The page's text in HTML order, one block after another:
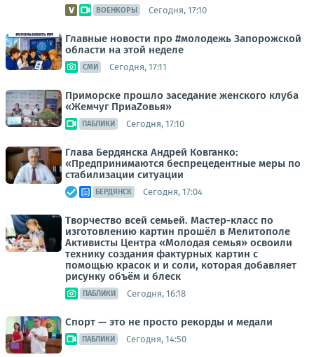
ВОЕНКОРЫ Сегодня, 17:10
Главные новости про #молодежь Запорожской
области на этой неделе
СМИ Сегодня, 17:11
Приморске прошло заседание женского клуба
«Жемчуг ПриаZовья»
ПАБЛИКИ Сегодня, 17:10
Глава Бердянска Андрей Ковганко:
«Предпринимаются беспрецедентные меры по
стабилизации ситуации
БЕРДЯНСК Сегодня, 17:04
Творчество всей семьей. Мастер-класс по
изготовлению картин прошёл в Мелитополе
Активисты Центра «Молодая семья» освоили
технику создания фактурных картин с
помощью красок и и соли, которая добавляет
рисунку объём и блеск
ПАБЛИКИ Сегодня, 16:18
Спорт — это не просто рекорды и медали
ПАБЛИКИ Сегодня, 14:50